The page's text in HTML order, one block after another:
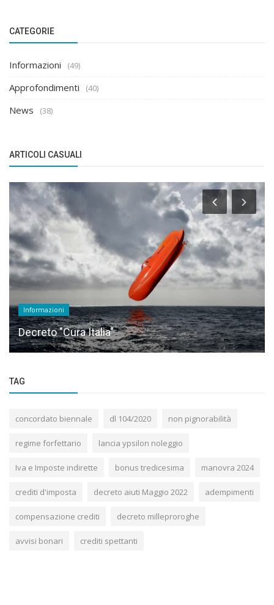
CATEGORIE
Informazioni (49)
Approfondimenti (40)
News (38)
ARTICOLI CASUALI
Informazioni
Decreto "Cura Italia"
TAG
concordato biennale dl 104/2020 non pignorabilità
regime forfettario lancia ypsilon noleggio
Iva e Imposte indirette bonus tredicesima manovra 2024
crediti d'imposta decreto aiuti Maggio 2022 adempimenti
compensazione crediti decreto milleproroghe
avvisi bonari crediti spettanti